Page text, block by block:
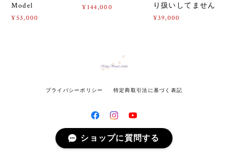
Model
¥53,000
¥144,000
り扱いしてません
¥39,000
プライバシーポリシー 特定商取引法に基づく表記
© Kitten Sound Atelier All rights reserved.
ショップに質問する